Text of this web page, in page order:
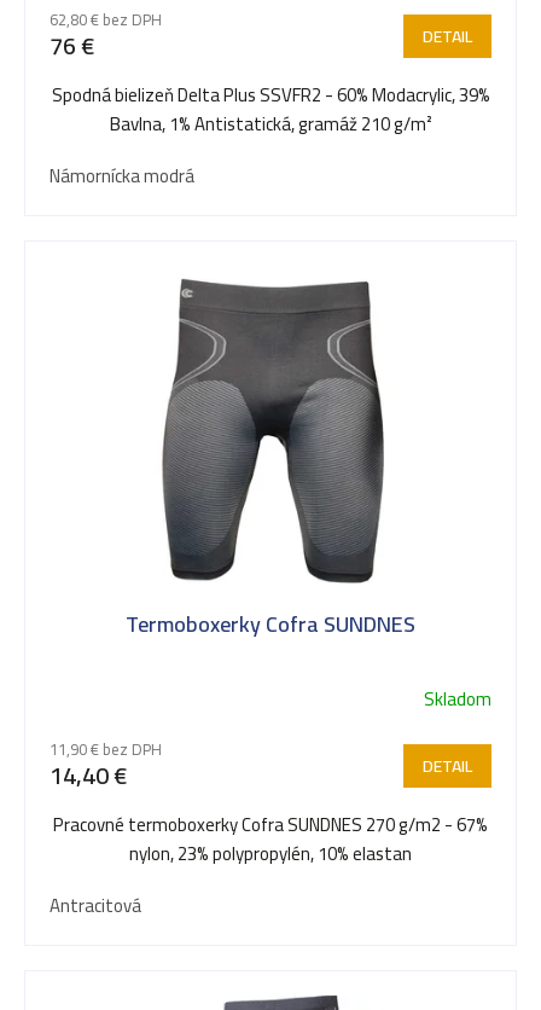
62,80 € bez DPH
76 € DETAIL
Spodná bielizeň Delta Plus SSVFR2 - 60% Modacrylic, 39%
Bavlna, 1% Antistatická, gramáž 210 g/m²
Námornícka modrá
Termoboxerky Cofra SUNDNES
Skladom
11,90 € bez DPH
14,40 € DETAIL
Pracovné termoboxerky Cofra SUNDNES 270 g/m2 - 67%
nylon, 23% polypropylén, 10% elastan
Antracitová